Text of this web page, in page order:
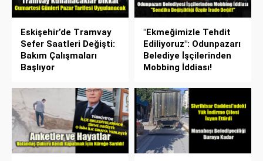
Eskişehir’de Tramvay
Sefer Saatleri Değişti:
Bakım Çalışmaları
Başlıyor
"Ekmeğimizle Tehdit
Ediliyoruz": Odunpazarı
Belediye İşçilerinden
Mobbing İddiası!